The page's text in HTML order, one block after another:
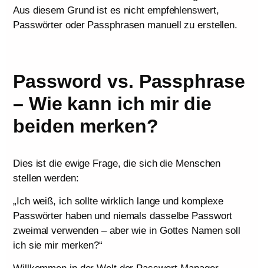
Aus diesem Grund ist es nicht empfehlenswert,
Passwörter oder Passphrasen manuell zu erstellen.
Password vs. Passphrase
– Wie kann ich mir die
beiden merken?
Dies ist die ewige Frage, die sich die Menschen
stellen werden:
„Ich weiß, ich sollte wirklich lange und komplexe
Passwörter haben und niemals dasselbe Passwort
zweimal verwenden – aber wie in Gottes Namen soll
ich sie mir merken?“